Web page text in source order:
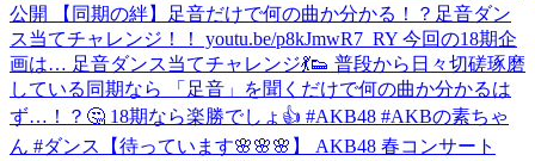
公開 【同期の絆】足音だけで何の曲か分かる！？足音ダン
ス当てチャレンジ！！ youtu.be/p8kJmwR7_RY 今回の18期企
画は… 足音ダンス当てチャレンジ💃👟 普段から日々切磋琢磨
している同期なら 「足音」を聞くだけで何の曲か分かるは
ず…！？🤔 18期なら楽勝でしょ👍 #AKB48 #AKBの素ちゃ
ん #ダンス
【待っています🌸🌸🌸】 AKB48 春コンサート